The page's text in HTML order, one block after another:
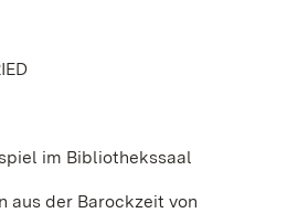
im Bibliothekssaal
aus der Barockzeit von